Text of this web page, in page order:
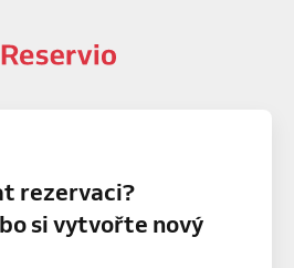
rezervaci?
si vytvořte nový